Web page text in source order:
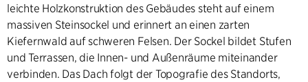
leichte Holzkonstruktion des Gebäudes steht auf einem
massiven Steinsockel und erinnert an einen zarten
Kiefernwald auf schweren Felsen. Der Sockel bildet Stufen
und Terrassen, die Innen- und Außenräume miteinander
verbinden. Das Dach folgt der Topografie des Standorts,